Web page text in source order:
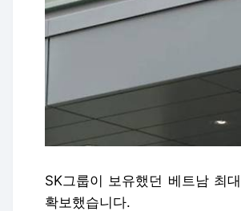
SK그룹이 보유했던 베트남 최
확보했습니다.